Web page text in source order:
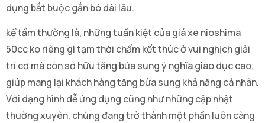
dụng bắt buộc gắn bó dài lâu.
kể tầm thường là, những tuấn kiệt của giá xe nioshima
50cc ko riêng gì tạm thời chấm kết thúc ở vui nghịch giải
trí cơ mà còn sở hữu tăng bửa sung ý nghĩa giáo dục cao,
giúp mang lại khách hàng tăng bửa sung khả năng cá nhân.
Với dạng hình dễ ứng dụng cũng như những cập nhật
thường xuyên, chúng đang trở thành một phần luôn càng